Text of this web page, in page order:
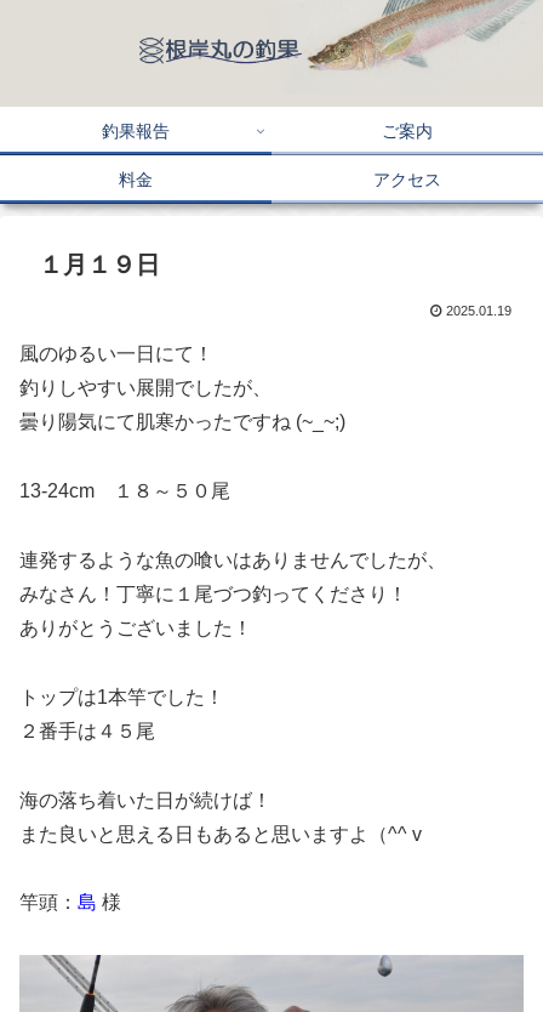
釣果報告 ご案内
料金 アクセス
１月１９日
2025.01.19
風のゆるい一日にて！
釣りしやすい展開でしたが、
曇り陽気にて肌寒かったですね (~_~;)
13-24cm １８～５０尾
連発するような魚の喰いはありませんでしたが、
みなさん！丁寧に１尾づつ釣ってくださり！
ありがとうございました！
トップは1本竿でした！
２番手は４５尾
海の落ち着いた日が続けば！
また良いと思える日もあると思いますよ（^^ v
竿頭： 島 様